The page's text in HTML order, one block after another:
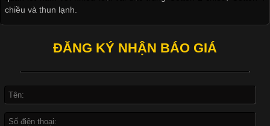
Cập nhật 2026-04-21 15:41:03
In Chuyển Nhiệt Là Gì? Công Nghệ In Hiện Đại Trong Ngành
là một trong những công nghệ phổ biến nhờ khả năng tạo ra
dụng rộng rãi trong sản xuất áo thun, đồ thể thao
chiều và thun lạnh.
ĐĂNG KÝ NHẬN BÁO GIÁ